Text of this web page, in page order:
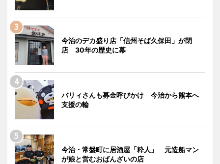
今治のデカ盛り店「信州そば久保田」が閉
店 30年の歴史に幕
バリィさんも募金呼びかけ 今治から熊本へ
支援の輪
今治・常盤町に居酒屋「粋人」 元造船マン
が娘と営むおばんざいの店